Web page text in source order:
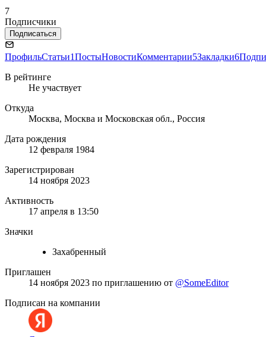
7
Подписчики
Подписаться
ПрофильСтатьи1ПостыНовостиКомментарии5Закладки6
В рейтинге
Не участвует
Откуда
Москва, Москва и Московская обл., Россия
Дата рождения
12 февраля 1984
Зарегистрирован
14 ноября 2023
Активность
17 апреля в 13:50
Значки
Захабренный
Приглашен
14 ноября 2023 по приглашению от @SomeEditor
Подписан на компании